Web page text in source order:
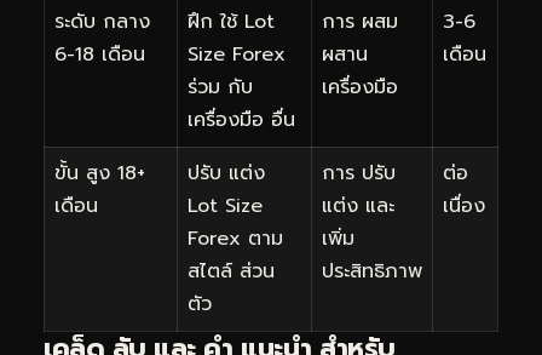
ระดับ กลาง
6-18 เดือน
ฝึก ใช้ Lot
Size Forex
ร่วม กับ
เครื่องมือ อื่น
การ ผสม
ผสาน
เครื่องมือ
3-6
เดือน
ขั้น สูง 18+
เดือน
ปรับ แต่ง
Lot Size
Forex ตาม
สไตล์ ส่วน
ตัว
การ ปรับ
แต่ง และ
เพิ่ม
ประสิทธิภาพ
ต่อ
เนื่อง